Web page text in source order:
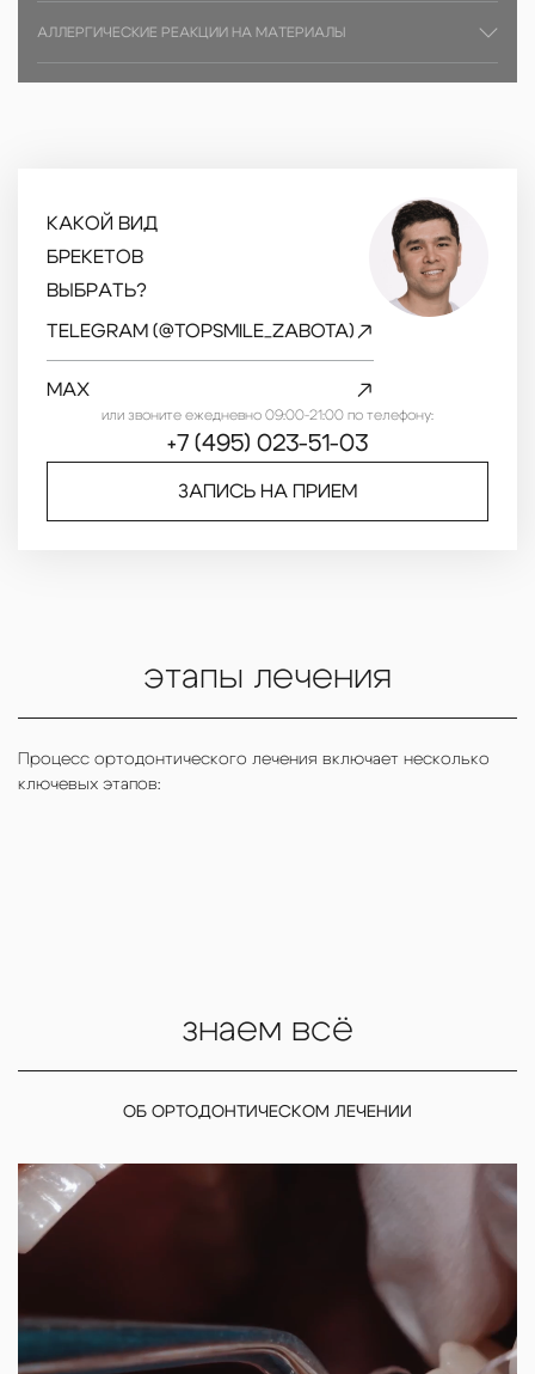
АЛЛЕРГИЧЕСКИЕ РЕАКЦИИ НА МАТЕРИАЛЫ
КАКОЙ ВИД
БРЕКЕТОВ
ВЫБРАТЬ?
TELEGRAM (@TOPSMILE_ZABOTA)
MAX
или звоните ежедневно 09:00-21:00 по телефону:
+7 (495) 023-51-03
ЗАПИСЬ НА ПРИЕМ
этапы лечения
Процесс ортодонтического лечения включает несколько
ключевых этапов:
знаем всё
ОБ ОРТОДОНТИЧЕСКОМ ЛЕЧЕНИИ